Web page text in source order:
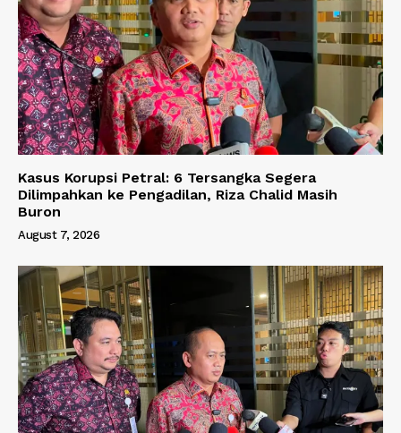
Kasus Korupsi Petral: 6 Tersangka Segera
Dilimpahkan ke Pengadilan, Riza Chalid Masih
Buron
August 7, 2026